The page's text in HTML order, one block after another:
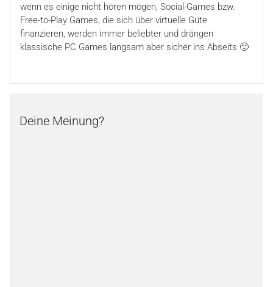
wenn es einige nicht hören mögen, Social-Games bzw.
Free-to-Play Games, die sich über virtuelle Güte
finanzieren, werden immer beliebter und drängen
klassische PC Games langsam aber sicher ins Abseits 🙂
Deine Meinung?